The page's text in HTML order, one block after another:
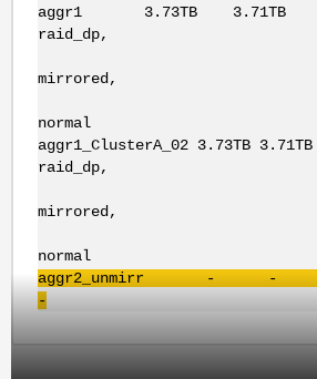
aggr1 3.73TB
raid_dp,
mirrored,
normal
aggr1_ClusterA_02 3.73TB
raid_dp,
mirrored,
normal
aggr2_ unmirr- - -
-